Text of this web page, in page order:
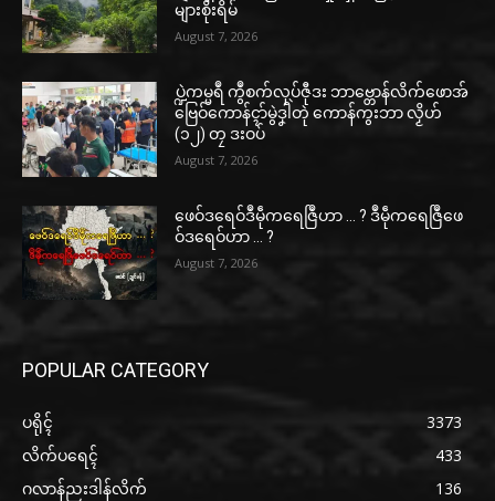
များစိုးရိမ်
August 7, 2026
ပ္ဍဲကမ္မရဳ ကွဳစက်လုပ်ဇီုဒး ဘာဗ္တောန်လိက်ဖောအ်
ဗြေဝ်ကောန်ၚာ်မွဲဒၞါဲတုဲ ကောန်ကွးဘာ လၟိဟ်
(၁၂) တၠ ဒးဝပ်
August 7, 2026
ဖေဝ်ဒရေဝ်ဒဳမဵုကရေဇြဳဟာ … ? ဒဳမဵုကရေဇြဳဖေ
ဝ်ဒရေဝ်ဟာ … ?
August 7, 2026
POPULAR CATEGORY
ပရိုၚ်
3373
လိက်ပရေၚ်
433
ဂလာန်ညးဒါန်လိက်
136